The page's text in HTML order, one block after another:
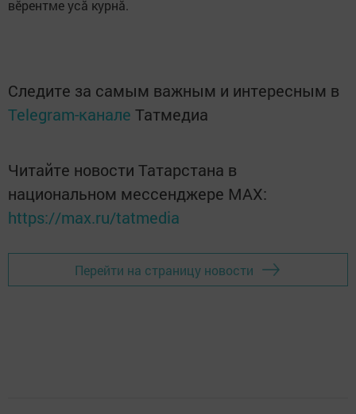
вӗрентме усă курнă.
Следите за самым важным и интересным в
Telegram-канале Татмедиа
Читайте новости Татарстана в
национальном мессенджере MАХ:
https://max.ru/tatmedia
Перейти на страницу новости